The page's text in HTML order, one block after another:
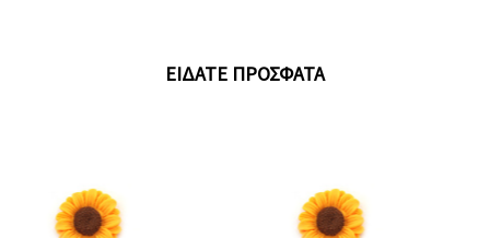
ΕΊΔΑΤΕ ΠΡΌΣΦΑΤΑ